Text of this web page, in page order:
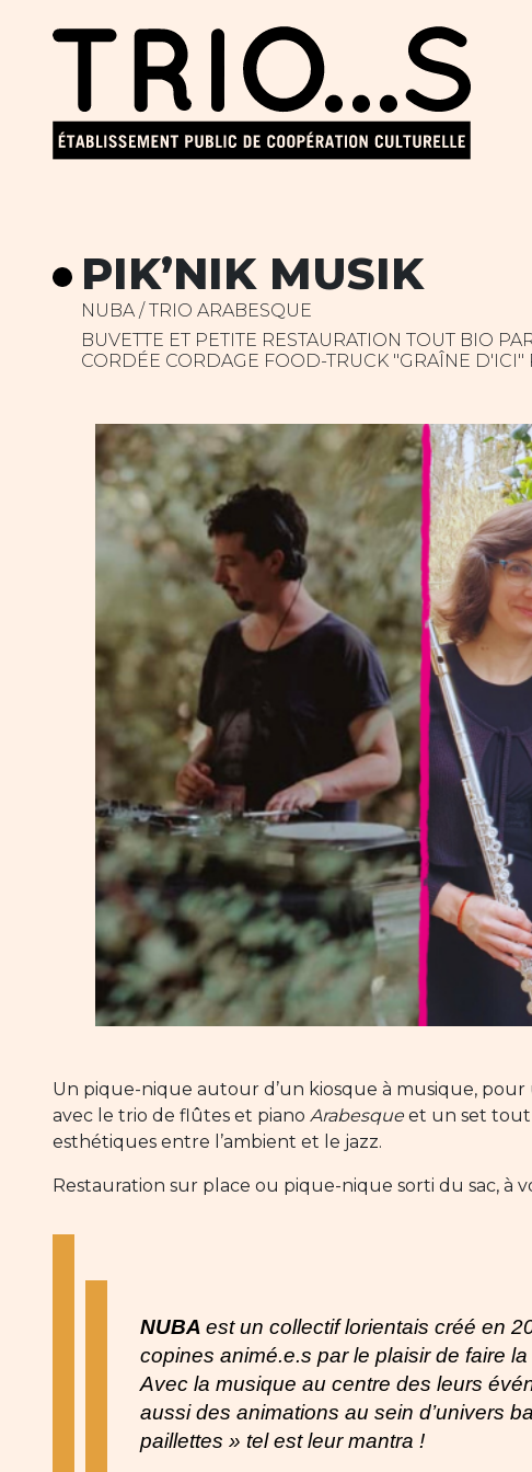
PIK’NIK MUSIK
NUBA / TRIO ARABESQUE
BUVETTE ET PETITE RESTAURATION TOUT BIO
CORDÉE CORDAGE FOOD-TRUCK "GRAÎNE
Un pique-nique autour d’un kiosque à musique,
avec le trio de flûtes et piano Arabesqueet un set tout
esthétiques entre l’ambient et le jazz.
Restauration sur place ou pique-nique sorti du sac, à
NUBA est un collectif lorientais créé en
copines animé.e.s par le plaisir de faire
Avec la musique au centre des leurs
aussi des animations au sein d’univers
paillettes » tel est leur mantra !